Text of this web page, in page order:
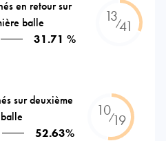
en retour sur
balle
31.71 %
13⁄41
sur deuxième
balle
52.63%
10⁄19